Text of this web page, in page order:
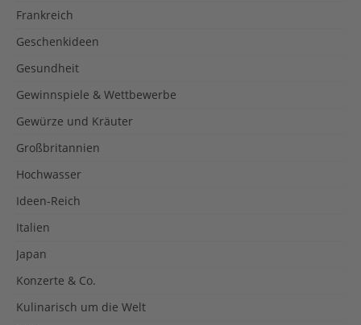
Frankreich
Geschenkideen
Gesundheit
Gewinnspiele & Wettbewerbe
Gewürze und Kräuter
Großbritannien
Hochwasser
Ideen-Reich
Italien
Japan
Konzerte & Co.
Kulinarisch um die Welt